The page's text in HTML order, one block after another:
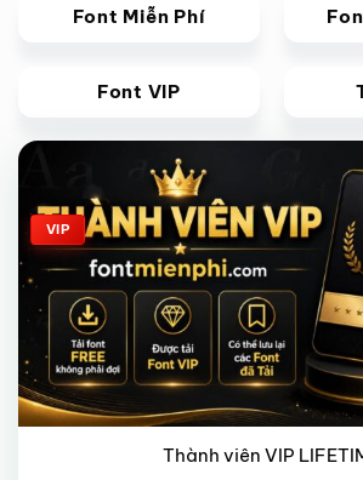
Font Miễn Phí
Font VIP
Giảm giá!
VIP
Thành viên VIP